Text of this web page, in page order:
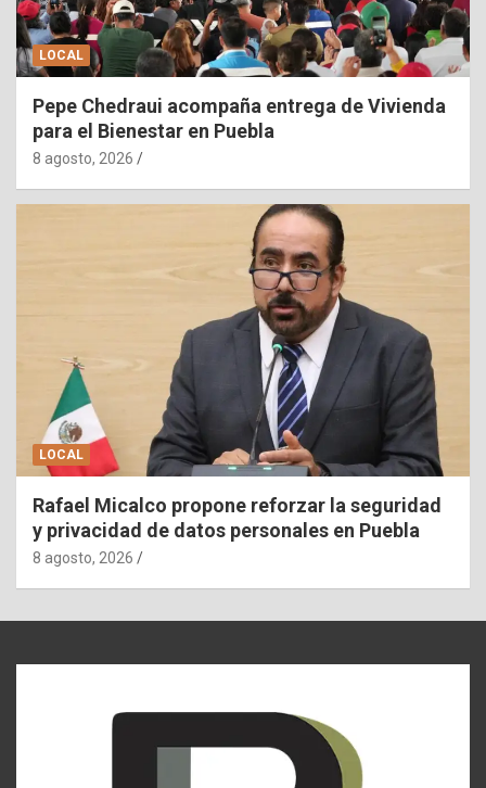
LOCAL
Pepe Chedraui acompaña entrega de Vivienda
para el Bienestar en Puebla
8 agosto, 2026
LOCAL
Rafael Micalco propone reforzar la seguridad
y privacidad de datos personales en Puebla
8 agosto, 2026